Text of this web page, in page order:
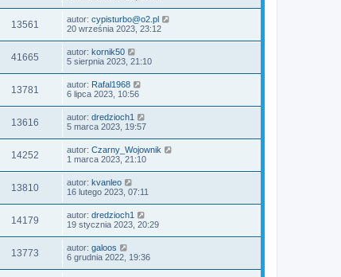
13561 autor: cypisturbo@o2.pl
20 września 2023, 23:12
41665 autor: kornik50
5 sierpnia 2023, 21:10
13781 autor: Rafal1968
6 lipca 2023, 10:56
13616 autor: dredzioch1
5 marca 2023, 19:57
14252 autor: Czarny_Wojownik
1 marca 2023, 21:10
13810 autor: kvanleo
16 lutego 2023, 07:11
14179 autor: dredzioch1
19 stycznia 2023, 20:29
13773 autor: galoos
6 grudnia 2022, 19:36